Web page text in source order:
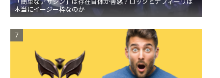
「簡単なアサシン」は存在自体が害悪？ロックとナフィーリは
本当にイージー枠なのか